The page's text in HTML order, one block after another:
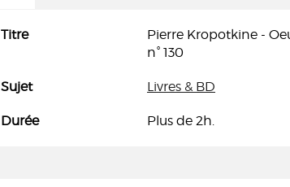
Titre
Pierre Kropotkine -
n° 130
Sujet Livres & BD
Durée Plus de 2h.